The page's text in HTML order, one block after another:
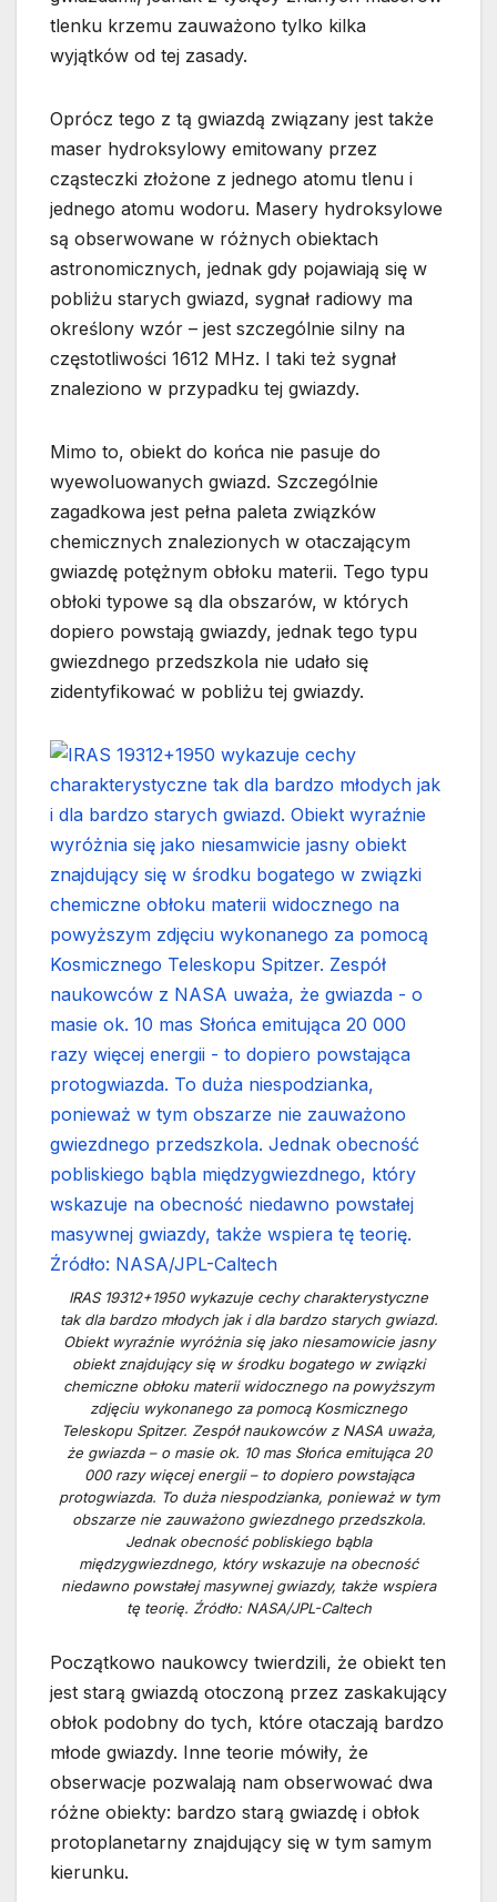
tlenku krzemu zauważono tylko kilka
wyjątków od tej zasady.
Oprócz tego z tą gwiazdą związany jest także
maser hydroksylowy emitowany przez
cząsteczki złożone z jednego atomu tlenu i
jednego atomu wodoru. Masery hydroksylowe
są obserwowane w różnych obiektach
astronomicznych, jednak gdy pojawiają się w
pobliżu starych gwiazd, sygnał radiowy ma
określony wzór – jest szczególnie silny na
częstotliwości 1612 MHz. I taki też sygnał
znaleziono w przypadku tej gwiazdy.
Mimo to, obiekt do końca nie pasuje do
wyewoluowanych gwiazd. Szczególnie
zagadkowa jest pełna paleta związków
chemicznych znalezionych w otaczającym
gwiazdę potężnym obłoku materii. Tego typu
obłoki typowe są dla obszarów, w których
dopiero powstają gwiazdy, jednak tego typu
gwiezdnego przedszkola nie udało się
zidentyfikować w pobliżu tej gwiazdy.
IRAS 19312+1950 wykazuje cechy charakterystyczne
tak dla bardzo młodych jak i dla bardzo starych gwiazd.
Obiekt wyraźnie wyróżnia się jako niesamowicie jasny
obiekt znajdujący się w środku bogatego w związki
chemiczne obłoku materii widocznego na powyższym
zdjęciu wykonanego za pomocą Kosmicznego
Teleskopu Spitzer. Zespół naukowców z NASA uważa,
że gwiazda – o masie ok. 10 mas Słońca emitująca 20
000 razy więcej energii – to dopiero powstająca
protogwiazda. To duża niespodzianka, ponieważ w tym
obszarze nie zauważono gwiezdnego przedszkola.
Jednak obecność pobliskiego bąbla
międzygwiezdnego, który wskazuje na obecność
niedawno powstałej masywnej gwiazdy, także wspiera
tę teorię. Źródło: NASA/JPL-Caltech
Początkowo naukowcy twierdzili, że obiekt ten
jest starą gwiazdą otoczoną przez zaskakujący
obłok podobny do tych, które otaczają bardzo
młode gwiazdy. Inne teorie mówiły, że
obserwacje pozwalają nam obserwować dwa
różne obiekty: bardzo starą gwiazdę i obłok
protoplanetarny znajdujący się w tym samym
kierunku.